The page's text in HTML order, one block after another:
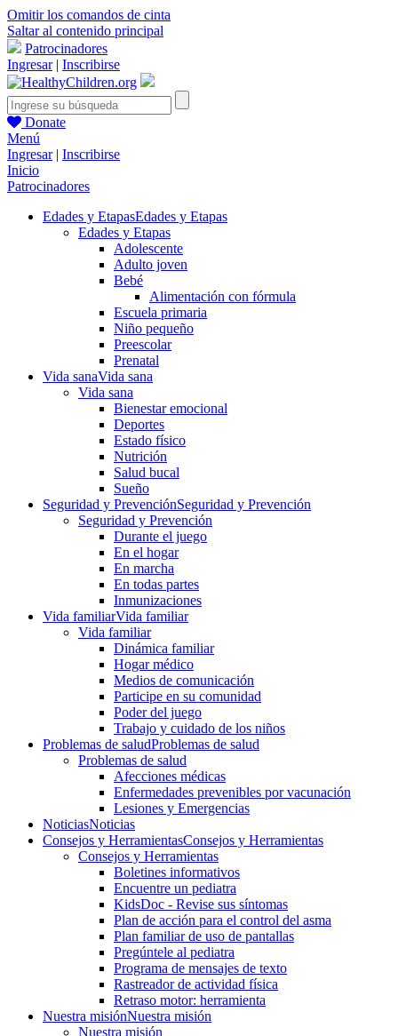
Omitir los comandos de cinta
Saltar al contenido principal
Patrocinadores
Ingresar| Inscribirse
Donate
Menú
Ingresar| Inscribirse
Inicio
Patrocinadores
Edades y EtapasEdades y Etapas
Edades y Etapas
Adolescente
Adulto joven
Bebé
Alimentación con fórmula
Escuela primaria
Niño pequeño
Preescolar
Prenatal
Vida sanaVida sana
Vida sana
Bienestar emocional
Deportes
Estado físico
Nutrición
Salud bucal
Sueño
Seguridad y PrevenciónSeguridad y Prevención
Seguridad y Prevención
Durante el juego
En el hogar
En marcha
En todas partes
Inmunizaciones
Vida familiarVida familiar
Vida familiar
Dinámica familiar
Hogar médico
Medios de comunicación
Participe en su comunidad
Poder del juego
Trabajo y cuidado de los niños
Problemas de saludProblemas de salud
Problemas de salud
Afecciones médicas
Enfermedades prevenibles por vacunación
Lesiones y Emergencias
NoticiasNoticias
Consejos y HerramientasConsejos y Herramientas
Consejos y Herramientas
Boletines informativos
Encuentre un pediatra
KidsDoc - Revise sus síntomas
Plan de acción para el control del asma
Plan familiar de uso de pantallas
Pregúntele al pediatra
Programa de mensajes de texto
Rastre​​ador de activida​d física
Retraso motor: herramienta
Nuestra misiónNuestra misión
Nuestra misión